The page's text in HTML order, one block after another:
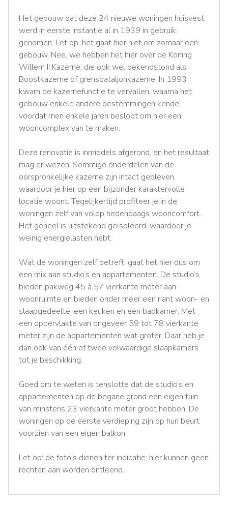
Het gebouw dat deze 24 nieuwe woningen huisvest,
werd in eerste instantie al in 1939 in gebruik
genomen. Let op, het gaat hier niet om zomaar een
gebouw. Nee, we hebben het hier over de Koning
Willem II Kazerne, die ook wel bekendstond als
Boostkazerne of grensbataljonkazerne. In 1993
kwam de kazernefunctie te vervallen, waarna het
gebouw enkele andere bestemmingen kende,
voordat men enkele jaren besloot om hier een
wooncomplex van te maken.
Deze renovatie is inmiddels afgerond, en het resultaat
mag er wezen. Sommige onderdelen van de
oorspronkelijke kazerne zijn intact gebleven,
waardoor je hier op een bijzonder karaktervolle
locatie woont. Tegelijkertijd profiteer je in de
woningen zelf van volop hedendaags wooncomfort.
Het geheel is uitstekend geïsoleerd, waardoor je
weinig energielasten hebt.
Wat de woningen zelf betreft, gaat het hier dus om
een mix aan studio’s en appartementen. De studio’s
bieden pakweg 45 à 57 vierkante meter aan
woonruimte en bieden onder meer een riant woon- en
slaapgedeelte, een keuken en een badkamer. Met
een oppervlakte van ongeveer 59 tot 78 vierkante
meter zijn de appartementen wat groter. Daar heb je
dan ook van één of twee volwaardige slaapkamers
tot je beschikking.
Goed om te weten is tenslotte dat de studio’s en
appartementen op de begane grond een eigen tuin
van minstens 23 vierkante meter groot hebben. De
woningen op de eerste verdieping zijn op hun beurt
voorzien van een eigen balkon.
Let op: de foto's dienen ter indicatie; hier kunnen geen
rechten aan worden ontleend.